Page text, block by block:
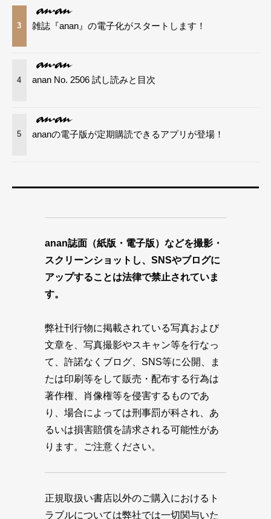
3 雑誌『anan』の電子化がスタートします！
4 anan No. 2506 試し読みと目次
5 ananの電子版が定期購読できるアプリが登場！
anan誌面（紙版・電子版）などを撮影・
スクリーンショットし、SNSやブログに
アップすることは法律で禁止されていま
す。
弊社刊行物に掲載されている写真および
文章を、写真撮影やスキャン等を行なっ
て、許諾なくブログ、SNS等に公開、ま
たは印刷等をして販売・配布する行為は
著作権、肖像権等を侵害するものであ
り、場合によっては刑事罰が科され、あ
るいは損害賠償を請求される可能性があ
ります。ご注意ください。
正規取扱い書店以外のご購入におけるト
ラブルについては弊社では一切関与いた